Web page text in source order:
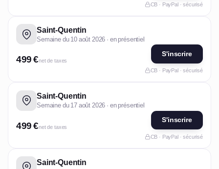
CB · PayPal · sécurisé
Saint-Quentin
Semaine du 10 août 2026 · en présentiel
499 €net de taxes
S'inscrire
CB · PayPal · sécurisé
Saint-Quentin
Semaine du 17 août 2026 · en présentiel
499 €net de taxes
S'inscrire
CB · PayPal · sécurisé
Saint-Quentin